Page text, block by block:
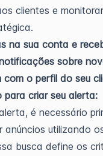
clientes e
na sua conta e
sobre
com o perfil do seu
para criar seu alerta:
é necessário
anúncios utilizando
busca define os